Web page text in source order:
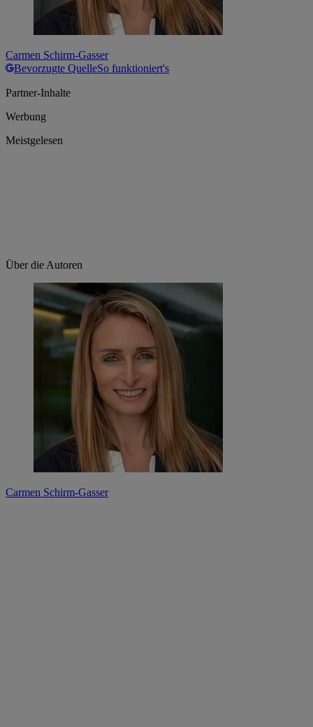
Carmen Schirm-Gasser
Bevorzugte QuelleSo funktioniert's
Partner-Inhalte
Werbung
Meistgelesen
Über die Autoren
Carmen Schirm-Gasser